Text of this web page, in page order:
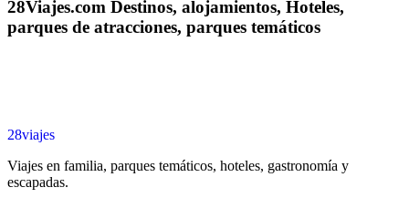
28Viajes.com Destinos, alojamientos, Hoteles,
parques de atracciones, parques temáticos
28viajes
Viajes en familia, parques temáticos, hoteles, gastronomía y
escapadas.